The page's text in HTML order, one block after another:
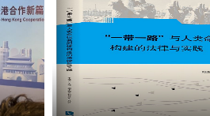
提升等方面交换了意见，力求在更深
审核：上官亚敏）